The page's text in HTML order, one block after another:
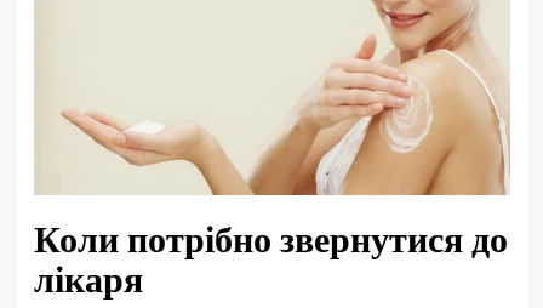
Коли потрібно звернутися до
лікаря